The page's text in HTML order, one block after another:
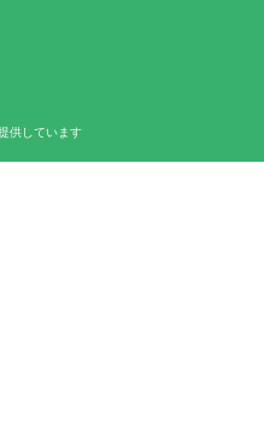
供しています